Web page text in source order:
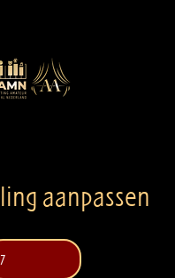
aanpassen